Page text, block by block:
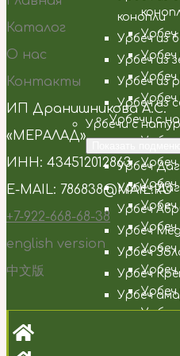
Урбеч
Урбеч
Урбеч
Урбечи с
Урбеч
Урбеч
Урбеч
Урбеч
конопли
Урбеч из
Урбеч из
Урбеч из
Урбеч из
Урбечи с
Урбеч
Урбеч
Урбеч
Урбеч
Урбеч
Урбеч
Урбеч
Каталог
О нас
Контакты
ИП Дранишникова А.С.
«МЕРАЛАД»
ИНН: 434512012863
E-MAIL: 786838@MAIL.RU
+7-922-668-68-38
english version
中文版